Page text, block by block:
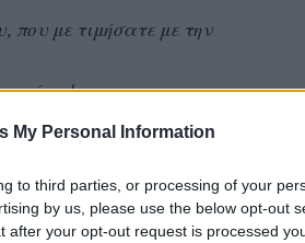
My Personal Information
to third parties, or processing of your
by us, please use the below opt-out
after your opt-out request is processed
με τιμήσατε με την
Περιφερειακο Συμβούλιο!
της παράταξης μας,